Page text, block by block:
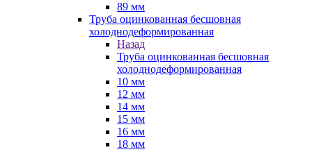
89 мм
Труба оцинкованная бесшовная
холоднодеформированная
Назад
Труба оцинкованная бесшовная
холоднодеформированная
10 мм
12 мм
14 мм
15 мм
16 мм
18 мм